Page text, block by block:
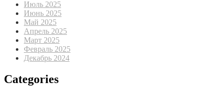
Июль 2025
Июнь 2025
Май 2025
Апрель 2025
Март 2025
Февраль 2025
Декабрь 2024
Categories